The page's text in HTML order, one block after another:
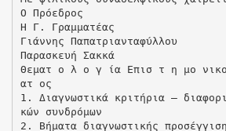
Ο Πρόεδρος
Η Γ. Γραμματέας
Γιάννης Παπατριανταφύλλου
Παρασκευή Σακκά
Θεματ ο λ ο γ ία Επισ τ η μο
ατ ος
1. Διαγνωστικά κριτήρια –
κών συνδρόμων
2. Βήματα διαγνωστικής